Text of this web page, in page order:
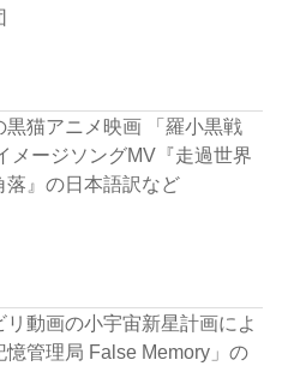
黒猫アニメ映画 「羅小黒戦
メージソングMV『走過世界
落』の日本語訳など
リ動画の小宇宙新星計画によ
憶管理局 False Memory」の